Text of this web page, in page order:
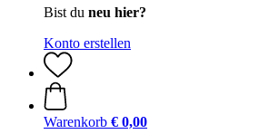
Bist du neu hier?
Konto erstellen
Warenkorb € 0,00